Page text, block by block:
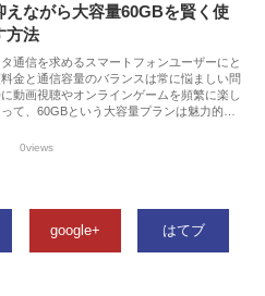
えながら大容量60GBを賢く使
方法
通信を求めるスマートフォンユーザーにと
金と通信容量のバランスは常に悩ましい問
動画視聴やオンラインゲームを頻繁に楽し
て、60GBという大容量プランは魅力的…
0views
google+ はてブ